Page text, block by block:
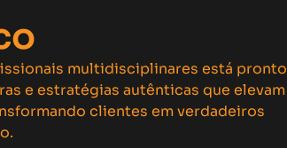
multidisciplinares está pronto
e estratégias autênticas que elevam
clientes em verdadeiros